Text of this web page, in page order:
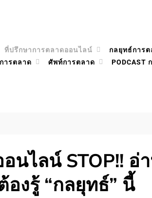
ที่ปรึกษาการตลาดออนไลน์ กลยุทธ์การ
ารตลาด
ศัพท์การตลาด PODCAST
นไลน์ STOP!! อ่
องรู้ “กลยุทธ์” นี้